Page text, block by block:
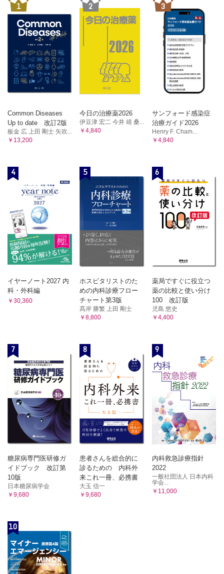
1
Common Diseases
Up to date 改訂2版
板金 広 上田 剛士 矢吹...
￥13,200
2
今日の治療薬2026
伊豆津 宏二 今井 靖 桑...
￥4,840
3
サンフォード感染症
治療ガイド2026
Henry F. Cham...
￥4,840
4
イヤーノート2027 内
科・外科編
￥30,360
5
ホスピタリストのた
めの内科診療フロー
チャート第3版
髙岸 勝繁 上田 剛士
￥8,800
6
薬局ですぐに役立つ
薬の比較と使い分け
100 改訂版
児島 悠史
￥4,400
7
糖尿病専門医研修ガ
イドブック 改訂第
10版
日本糖尿病学会
￥9,680
8
患者さんを総合的に
診るための 内科外
来これ一冊、必携書
大玉 信一
￥9,680
9
内科救急診療指針
2022
一般社団法人 日本内科
学会...
￥11,000
10